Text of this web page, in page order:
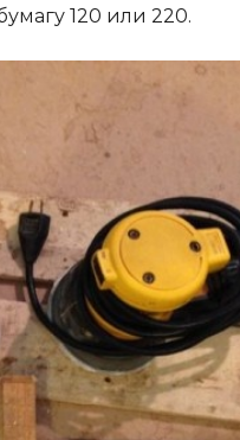
120 или 220.